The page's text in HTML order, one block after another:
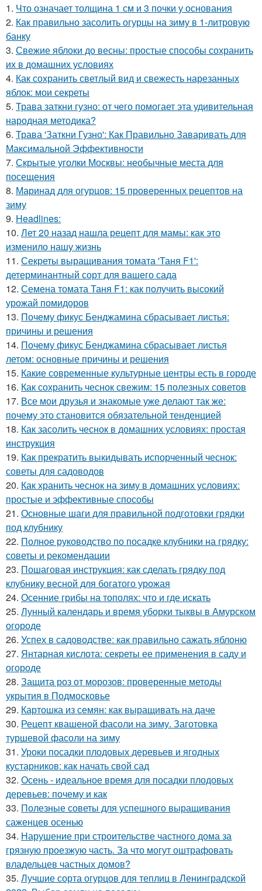
1. Что означает толщина 1 см и 3 почки у основания
2. Как правильно засолить огурцы на зиму в 1-литровую
банку
3. Свежие яблоки до весны: простые способы сохранить
их в домашних условиях
4. Как сохранить светлый вид и свежесть нарезанных
яблок: мои секреты
5. Трава заткни гузно: от чего помогает эта удивительная
народная методика?
6. Трава 'Заткни Гузно': Как Правильно Заваривать для
Максимальной Эффективности
7. Скрытые уголки Москвы: необычные места для
посещения
8. Маринад для огурцов: 15 проверенных рецептов на
зиму
9. Headlines:
10. Лет 20 назад нашла рецепт для мамы: как это
изменило нашу жизнь
11. Секреты выращивания томата 'Таня F1':
детерминантный сорт для вашего сада
12. Семена томата Таня F1: как получить высокий
урожай помидоров
13. Почему фикус Бенджамина сбрасывает листья:
причины и решения
14. Почему фикус Бенджамина сбрасывает листья
летом: основные причины и решения
15. Какие современные культурные центры есть в городе
16. Как сохранить чеснок свежим: 15 полезных советов
17. Все мои друзья и знакомые уже делают так же:
почему это становится обязательной тенденцией
18. Как засолить чеснок в домашних условиях: простая
инструкция
19. Как прекратить выкидывать испорченный чеснок:
советы для садоводов
20. Как хранить чеснок на зиму в домашних условиях:
простые и эффективные способы
21. Основные шаги для правильной подготовки грядки
под клубнику
22. Полное руководство по посадке клубники на грядку:
советы и рекомендации
23. Пошаговая инструкция: как сделать грядку под
клубнику весной для богатого урожая
24. Осенние грибы на тополях: что и где искать
25. Лунный календарь и время уборки тыквы в Амурском
огороде
26. Успех в садоводстве: как правильно сажать яблоню
27. Янтарная кислота: секреты ее применения в саду и
огороде
28. Защита роз от морозов: проверенные методы
укрытия в Подмосковье
29. Картошка из семян: как выращивать на даче
30. Рецепт квашеной фасоли на зиму. Заготовка
туршевой фасоли на зиму
31. Уроки посадки плодовых деревьев и ягодных
кустарников: как начать свой сад
32. Осень - идеальное время для посадки плодовых
деревьев: почему и как
33. Полезные советы для успешного выращивания
саженцев осенью
34. Нарушение при строительстве частного дома за
грязную проезжую часть. За что могут оштрафовать
владельцев частных домов?
35. Лучшие сорта огурцов для теплиц в Ленинградской